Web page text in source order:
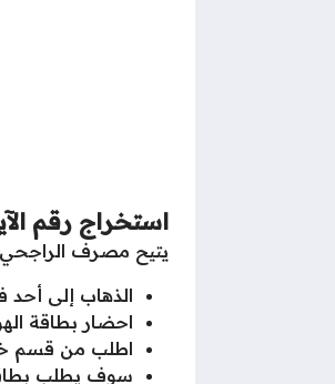
استخراج رقم
يتيح مصرف الراجحي
الذهاب إلى
احضار بطاقة
اطلب من قسم
سوف يطلب